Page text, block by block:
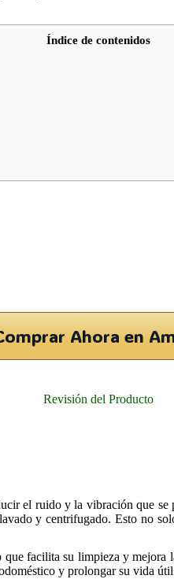
Índice de contenidos
Ahora en
Revisión del Producto
el ruido y la vibración que
y centrifugado. Esto no
facilita su limpieza y
y prolongar su vida